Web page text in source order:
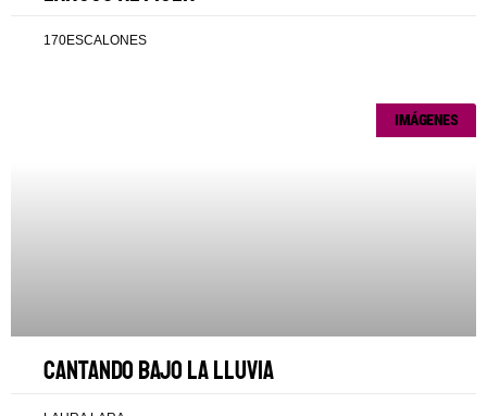
170ESCALONES
IMÁGENES
Cantando bajo la lluvia